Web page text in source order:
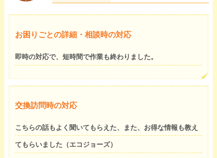
お困りごとの詳細・相談時の対応
即時の対応で、短時間で作業も終わりました。
交換訪問時の対応
こちらの話もよく聞いてもらえた、また、お得な情報も教え
てもらいました（エコジョーズ）